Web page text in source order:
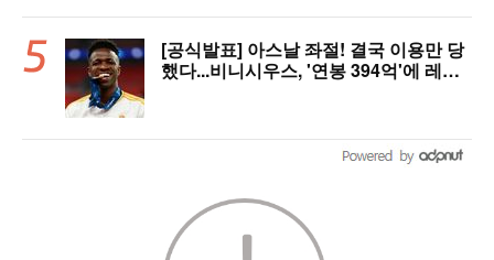
[공식발표] 아스날 좌절! 결국 이용만 당
했다...비니시우스, '연봉 394억'에 레알